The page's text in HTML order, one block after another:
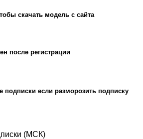
скачать модель с сайта
после регистрации
подписки если разморозить подписку
(МСК)